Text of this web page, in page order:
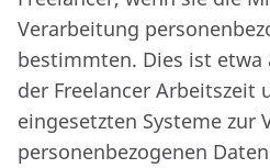
Verarbeitung
bestimmten. Dies ist etwa
der Freelancer Arbeitszeit
eingesetzten Systeme zur
personenbezogenen